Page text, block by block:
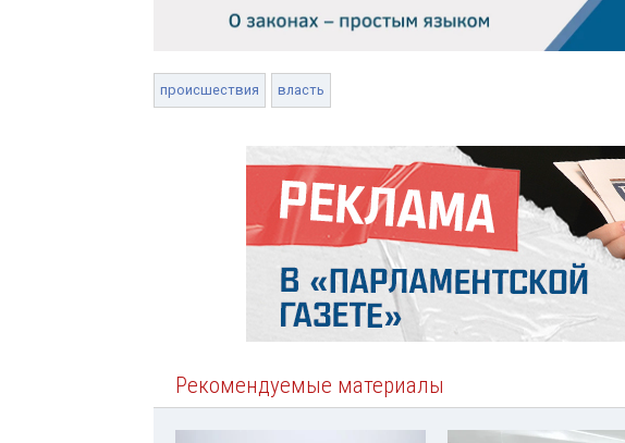
происшествия власть
Рекомендуемые материалы